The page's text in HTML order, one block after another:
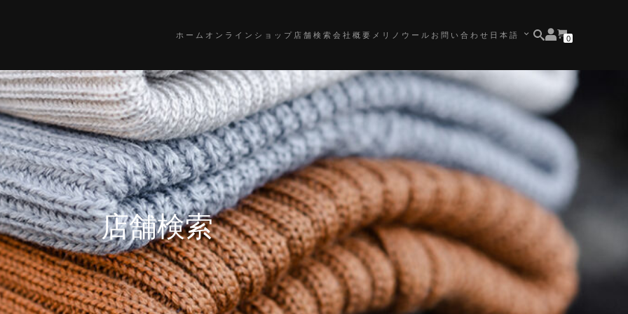
SEARCH
View
your
NUMBER
OF
CART
0
ホーム オンラインショップ 店舗検索 会社概要 メリノウール お問い合わせ 日本語
TOGGLE
SUBMENU
FOR
日
語
店舗検索